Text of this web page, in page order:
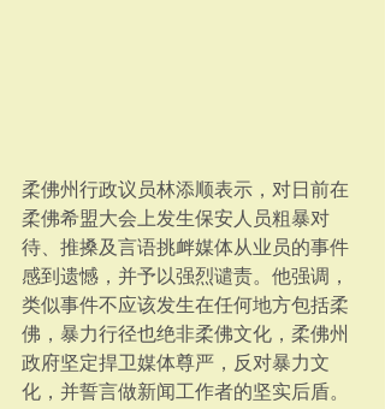
柔佛州行政议员林添顺表示，对日前在
柔佛希盟大会上发生保安人员粗暴对
待、推搡及言语挑衅媒体从业员的事件
感到遗憾，并予以强烈谴责。他强调，
类似事件不应该发生在任何地方包括柔
佛，暴力行径也绝非柔佛文化，柔佛州
政府坚定捍卫媒体尊严，反对暴力文
化，并誓言做新闻工作者的坚实后盾。